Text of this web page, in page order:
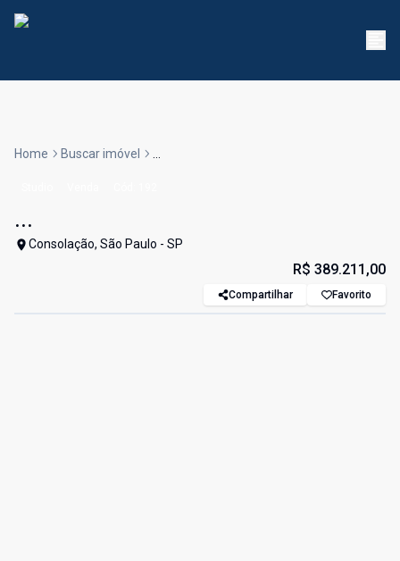
Home Buscar imóvel ...
...
Consolação, São Paulo - SP
R$ 389.211,00
Compartilhar Favorito